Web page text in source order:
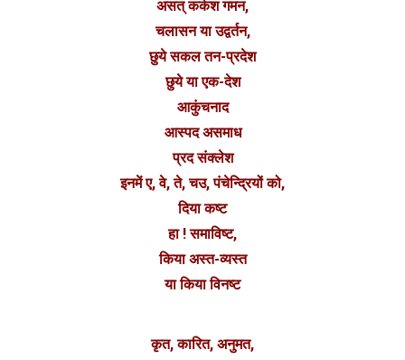
असत् कर्कश गमन,
चलासन या उद्वर्तन,
छुये सकल तन-प्रदेश
छुये या एक-देश
आकुंचनाद
आस्पद असमाध
प्रद संक्लेश
इनमें ए, वे, ते, चउ, पंचेन्द्रियों को,
दिया कष्ट
हा ! समाविष्ट,
किया अस्त-व्यस्त
या किया विनष्ट
कृत, कारित, अनुमत,